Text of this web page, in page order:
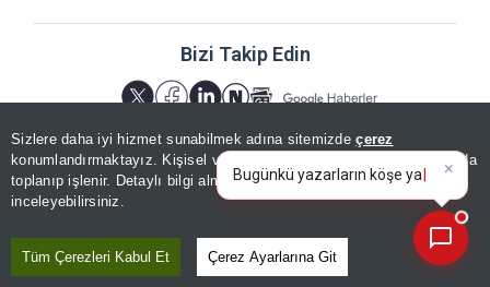
Sizlere daha iyi hizmet sunabilmek adına sitemizdeçerez
konumlandırmaktayız. Kişisel verileriniz, KVKK ve GDPR kapsamında
toplanıp işlenir. Detaylı bilgi almak içinAydınlatma Metnimizi
inceleyebilirsiniz.
Tüm Çerezleri Kabul Et Çerez Ayarlarına Git
Bizi Takip Edin
×
Bugünkü yazarların köşe
yazılarını özetleyin!